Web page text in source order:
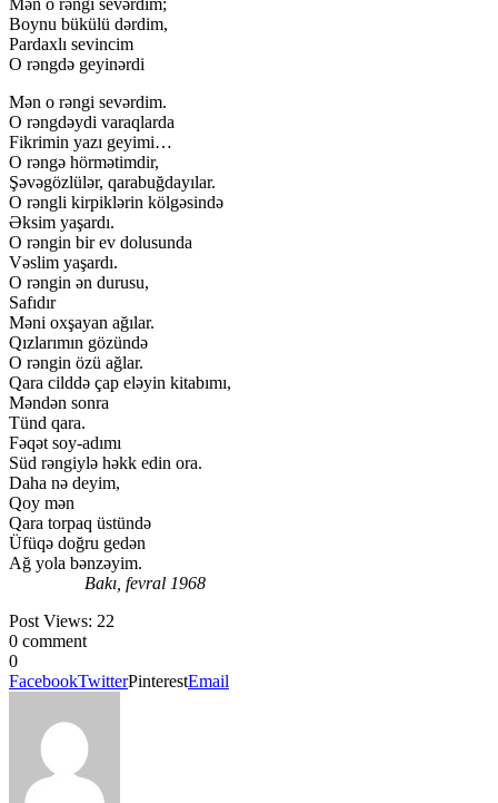
Boynu bükülü dərdim,
Pardaxlı sevincim
O rəngdə geyinərdi
Mən o rəngi sevərdim.
O rəngdəydi varaqlarda
Fikrimin yazı geyimi…
O rəngə hörmətimdir,
Şəvəgözlülər, qarabuğdayılar.
O rəngli kirpiklərin kölgəsində
Əksim yaşardı.
O rəngin bir ev dolusunda
Vəslim yaşardı.
O rəngin ən durusu,
Safıdır
Məni oxşayan ağılar.
Qızlarımın gözündə
O rəngin özü ağlar.
Qara cilddə çap eləyin kitabımı,
Məndən sonra
Tünd qara.
Fəqət soy-adımı
Süd rəngiylə həkk edin ora.
Daha nə deyim,
Qoy mən
Qara torpaq üstündə
Üfüqə doğru gedən
Ağ yola bənzəyim.
Bakı, fevral 1968
Post Views: 22
0 comment
0
FacebookTwitterPinterestEmail